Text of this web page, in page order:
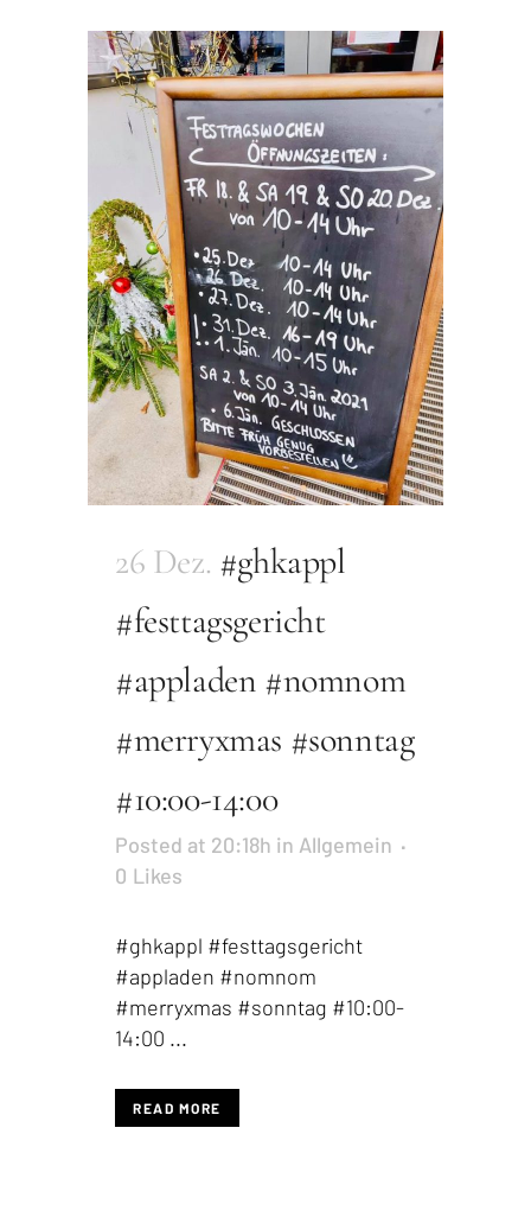
26 Dez. #ghkappl
#festtagsgericht
#appladen #nomnom
#merryxmas #sonntag
#10:00-14:00
Posted at 20:18h in Allgemein
0 Likes
#ghkappl #festtagsgericht
#appladen #nomnom
#merryxmas #sonntag #10:00-
14:00 ...
READ MORE